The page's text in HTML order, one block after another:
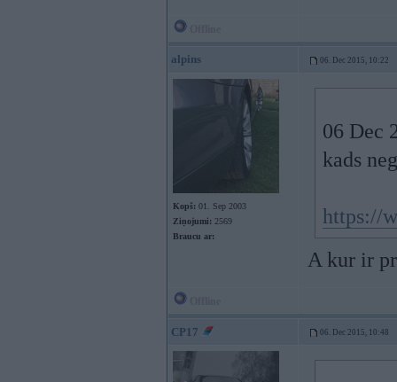
alpins 06. Dec 2015, 10:22
Kopš: 01. Sep 2003
Ziņojumi: 2569
Braucu ar:
06 Dec
kads
https://
A kur ir
CP17 06. Dec 2015, 10:48